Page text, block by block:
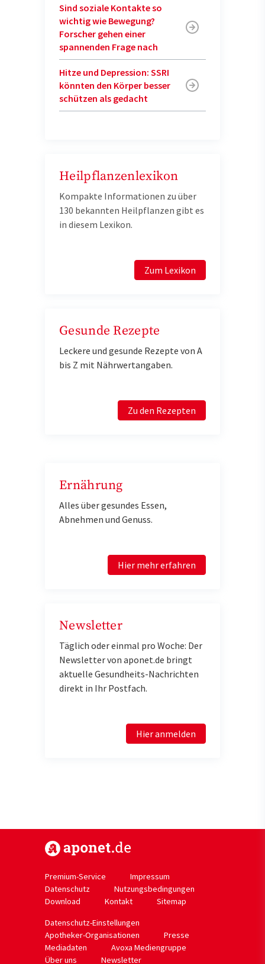
Sind soziale Kontakte so
wichtig wie Bewegung?
Forscher gehen einer
spannenden Frage nach
Hitze und Depression: SSRI
könnten den Körper besser
schützen als gedacht
Heilpflanzenlexikon
Kompakte Informationen zu über
130 bekannten Heilpflanzen gibt es
in diesem Lexikon.
Zum Lexikon
Gesunde Rezepte
Leckere und gesunde Rezepte von A
bis Z mit Nährwertangaben.
Zu den Rezepten
Ernährung
Alles über gesundes Essen,
Abnehmen und Genuss.
Hier mehr erfahren
Newsletter
Täglich oder einmal pro Woche: Der
Newsletter von aponet.de bringt
aktuelle Gesundheits-Nachrichten
direkt in Ihr Postfach.
Hier anmelden
Premium-Service
Impressum
Datenschutz
Nutzungsbedingungen
Download
Kontakt
Sitemap
Datenschutz-Einstellungen
Apotheker-Organisationen
Presse
Mediadaten
Avoxa Mediengruppe
Über uns
Newsletter